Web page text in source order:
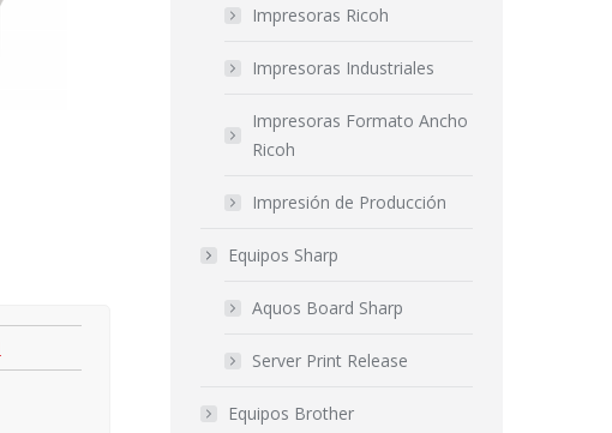
Impresoras Ricoh
Impresoras Industriales
Impresoras Formato Ancho
Ricoh
Impresión de Producción
Equipos Sharp
Aquos Board Sharp
Server Print Release
Equipos Brother